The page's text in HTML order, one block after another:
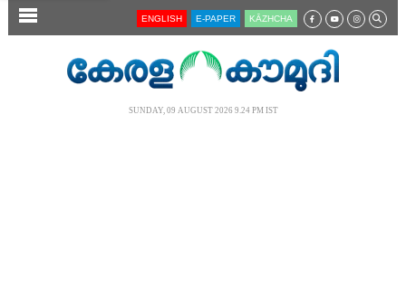
SECTIONS ENGLISH E-PAPER KĀZHCHA
SUNDAY, 09 AUGUST 2026 9.24 PM IST